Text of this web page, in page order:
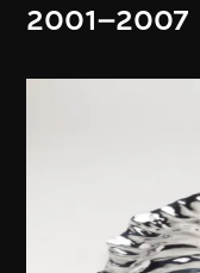
2001–2007